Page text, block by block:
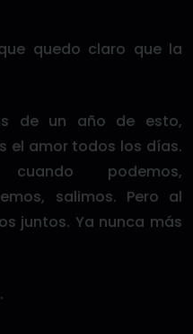
quedo claro que la
de un año de esto,
el amor todos los días.
podemos,
salimos. Pero al
juntos. Ya nunca más